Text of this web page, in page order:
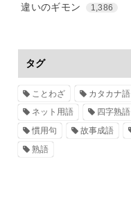
違いのギモン 1,386
タグ
ことわざ カタカナ語
ネット用語
四字熟語
慣用句
故事成語
熟語